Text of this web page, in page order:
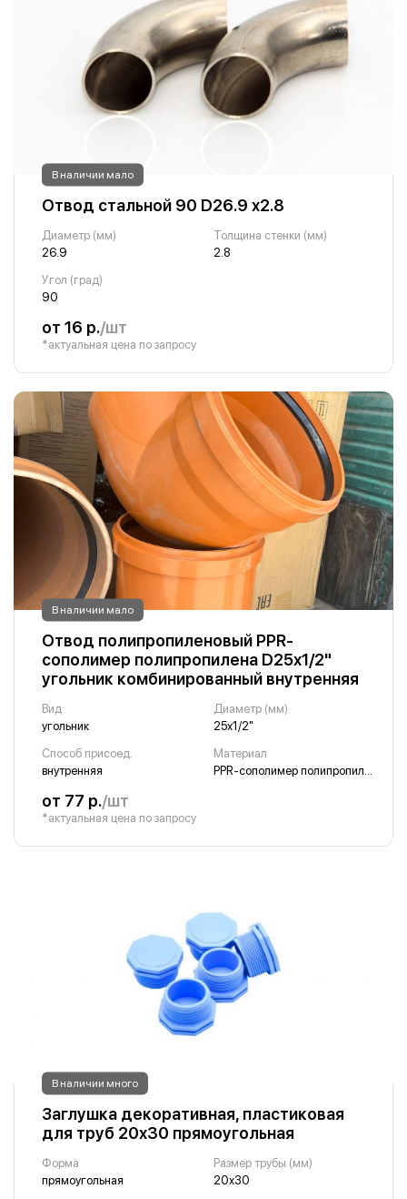
В наличии мало
Отвод стальной 90 D26.9 х2.8
Диаметр (мм)
26.9
Толщина стенки (мм)
2.8
Угол (град)
90
от 16 р./шт
*актуальная цена по запросу
В наличии мало
Отвод полипропиленовый PPR-
сополимер полипропилена D25х1/2"
угольник комбинированный внутренняя
Вид
угольник
Диаметр (мм)
25х1/2"
Способ присоед.
внутренняя
Материал
от 77 р./шт
*актуальная цена по запросу
В наличии много
Заглушка декоративная, пластиковая
для труб 20х30 прямоугольная
Форма
прямоугольная
Размер трубы (мм)
20х30